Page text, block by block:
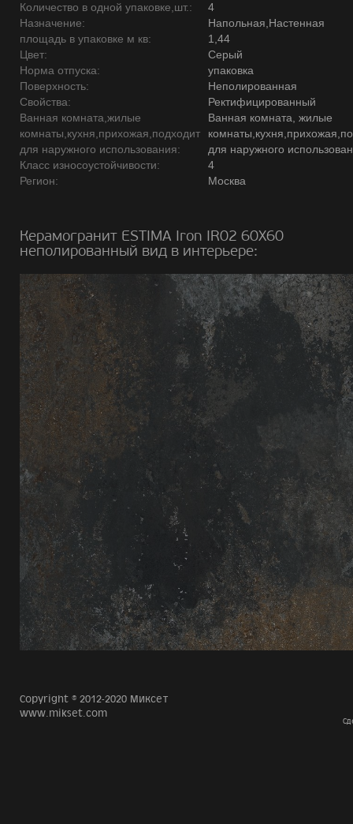
Количество в одной упаковке,шт.:
4
Назначение:
Напольная,Настенная
площадь в упаковке м кв:
1,44
Цвет:
Серый
Норма отпуска:
упаковка
Поверхность:
Неполированная
Свойства:
Ректифицированный
Ванная комната,жилые
комнаты,кухня,прихожая,подходит
для наружного использования:
Ванная комната, жилые
для наружного
Класс износоустойчивости:
4
Регион:
Москва
Керамогранит ESTIMA Iron IR02 60X60
неполированный вид в интерьере:
Copyright © 2012-2020 Миксет
www.mikset.com